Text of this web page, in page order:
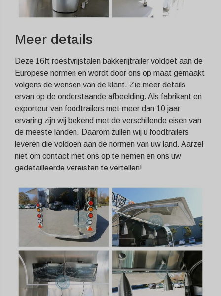
Meer details
Deze 16ft roestvrijstalen bakkerijtrailer voldoet aan de
Europese normen en wordt door ons op maat gemaakt
volgens de wensen van de klant. Zie meer details
ervan op de onderstaande afbeelding. Als fabrikant en
exporteur van foodtrailers met meer dan 10 jaar
ervaring zijn wij bekend met de verschillende eisen van
de meeste landen. Daarom zullen wij u foodtrailers
leveren die voldoen aan de normen van uw land. Aarzel
niet om contact met ons op te nemen en ons uw
gedetailleerde vereisten te vertellen!